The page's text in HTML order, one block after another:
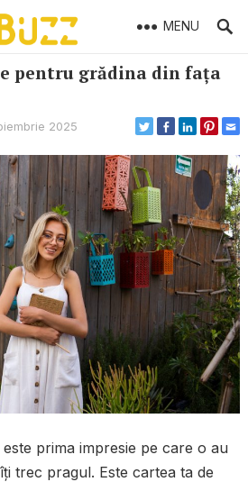
MENU
pentru grădina din fața
2025
prima impresie pe care o au
trec pragul. Este cartea ta de